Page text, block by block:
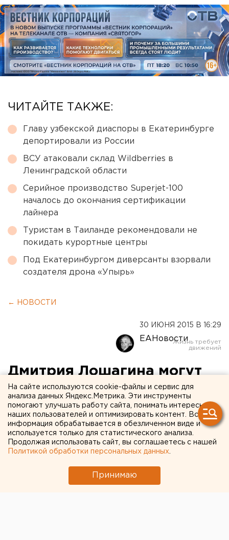
ЧИТАЙТЕ ТАКЖЕ:
Главу узбекской диаспоры в Екатеринбурге
депортировали из России
ВСУ атаковали склад Wildberries в
Ленинградской области
Серийное производство Superjet-100
началось до окончания сертификации
лайнера
Туристам в Таиланде рекомендовали не
покидать курортные центры
Под Екатеринбургом диверсанты взорвали
создателя дрона «Упырь»
← НОВОСТИ
30 ИЮНЯ 2015 В 16:29
ЕАНовости
Дмитрия Лошагина могут
заподозрить в убийстве
еще одной фотомодели
Сергей Жорин заявил об загадочном убийстве
бывшей девушки фотографа.
Осужденный за убийство жены Дмитрий Лошагин
может стать фигурантом нового уголовного дела.
На сайте используются cookie-файлы и сервис для
анализа данных Яндекс.Метрика. Эти инструменты
помогают улучшать работу сайта, понимать интересы
наших пользователей и оптимизировать контент. Вся
информация обрабатывается в обезличенном виде и
используется только для статистического анализа.
Продолжая использовать сайт, вы соглашаетесь с нашей
Политикой обработки персональных данных
Принимаю